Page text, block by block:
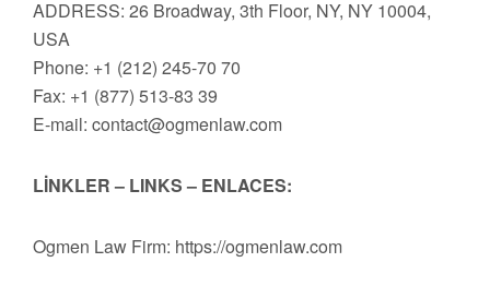
ADDRESS: 26 Broadway, 3th Floor, NY, NY 10004,
USA
Phone: +1 (212) 245-70 70
Fax: +1 (877) 513-83 39
E-mail: contact@ogmenlaw.com
LİNKLER – LINKS – ENLACES:
Ogmen Law Firm: https://ogmenlaw.com